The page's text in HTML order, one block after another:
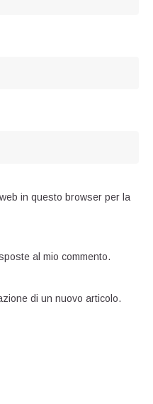
in questo browser per la
al mio commento.
di un nuovo articolo.